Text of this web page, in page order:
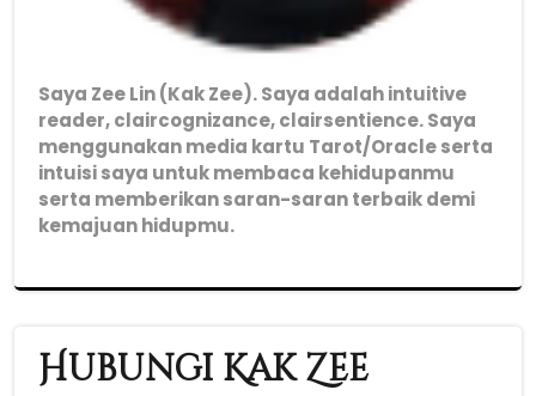
Saya Zee Lin (Kak Zee). Saya adalah intuitive
reader, claircognizance, clairsentience. Saya
menggunakan media kartu Tarot/Oracle serta
intuisi saya untuk membaca kehidupanmu
serta memberikan saran-saran terbaik demi
kemajuan hidupmu.
Hubungi Kak Zee